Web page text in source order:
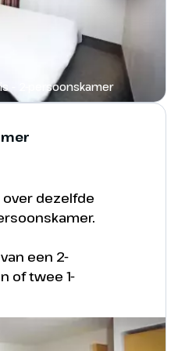
- 2-persoonskamer
dezelfde
een 2-
of twee 1-
zich uitstrekken
U.S.A.